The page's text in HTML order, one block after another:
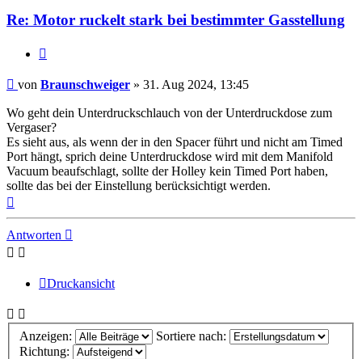
Re: Motor ruckelt stark bei bestimmter Gasstellung
Beitrag
von Braunschweiger » 31. Aug 2024, 13:45
Wo geht dein Unterdruckschlauch von der Unterdruckdose zum
Vergaser?
Es sieht aus, als wenn der in den Spacer führt und nicht am Timed
Port hängt, sprich deine Unterdruckdose wird mit dem Manifold
Vacuum beaufschlagt, sollte der Holley kein Timed Port haben,
sollte das bei der Einstellung berücksichtigt werden.
Antworten
Druckansicht
Anzeigen:
Sortiere nach:
Richtung: